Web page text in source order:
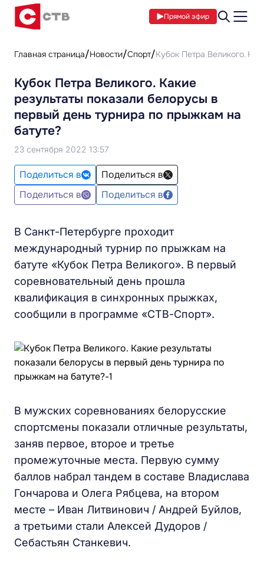
Прямой эфир
Главная страница Новости Спорт Кубок Петра Великого.
Кубок Петра Великого. Какие
результаты показали белорусы в
первый день турнира по прыжкам на
батуте?
23 сентября 2022 13:57
Поделиться в
Поделиться в
Поделиться в
Поделиться в
В Санкт-Петербурге проходит
международный турнир по прыжкам на
батуте «Кубок Петра Великого». В первый
соревновательный день прошла
квалификация в синхронных прыжках,
сообщили в программе «СТВ-Спорт».
В мужских соревнованиях белорусские
спортсмены показали отличные результаты,
заняв первое, второе и третье
промежуточные места. Первую сумму
баллов набрал тандем в составе Владислава
Гончарова и Олега Рябцева, на втором
месте – Иван Литвинович / Андрей Буйлов,
а третьими стали Алексей Дудоров /
Себастьян Станкевич.